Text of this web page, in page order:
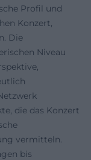
Profil und
Konzert,
Die
Niveau
die das Konzert
vermitteln.
bis